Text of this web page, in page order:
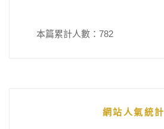
本篇累計人數： 782
網站人氣統計